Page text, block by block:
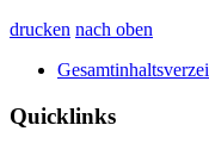
drucken nach oben
Quicklinks